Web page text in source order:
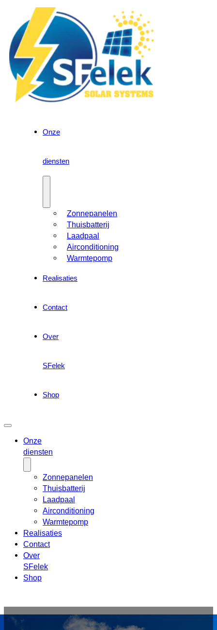
Onze
diensten
Zonnepanelen
Thuisbatterij
Laadpaal
Airconditioning
Warmtepomp
Realisaties
Contact
Over
SFelek
Shop
Onze
diensten
Zonnepanelen
Thuisbatterij
Laadpaal
Airconditioning
Warmtepomp
Realisaties
Contact
Over
SFelek
Shop